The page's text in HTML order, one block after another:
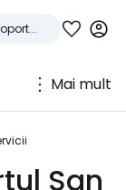
Mai mult
San